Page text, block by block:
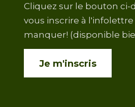
Cliquez sur le bouton ci-
vous inscrire à
manquer! (disponible
Je m'inscris